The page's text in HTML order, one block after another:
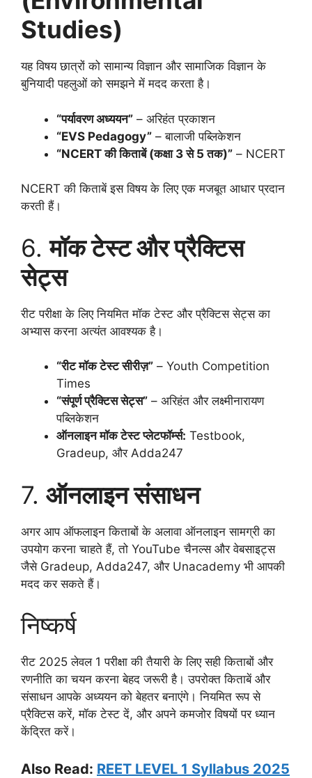
Studies)
यह विषय छात्रों को सामान्य विज्ञान और सामाजिक विज्ञान के
बुनियादी पहलुओं को समझने में मदद करता है।
“पर्यावरण अध्ययन” – अरिहंत प्रकाशन
“EVS Pedagogy” – बालाजी पब्लिकेशन
“NCERT की किताबें (कक्षा 3 से 5 तक)” – NCERT
NCERT की किताबें इस विषय के लिए एक मजबूत आधार प्रदान
करती हैं।
6.मॉक टेस्ट और प्रैक्टिस
सेट्स
रीट परीक्षा के लिए नियमित मॉक टेस्ट और प्रैक्टिस सेट्स का
अभ्यास करना अत्यंत आवश्यक है।
“रीट मॉक टेस्ट सीरीज़” – Youth Competition
Times
“संपूर्ण प्रैक्टिस सेट्स” – अरिहंत और लक्ष्मीनारायण
पब्लिकेशन
ऑनलाइन मॉक टेस्ट प्लेटफॉर्म्स: Testbook,
Gradeup, और Adda247
7. ऑनलाइन संसाधन
अगर आप ऑफलाइन किताबों के अलावा ऑनलाइन सामग्री का
उपयोग करना चाहते हैं, तो YouTube चैनल्स और वेबसाइट्स
जैसे Gradeup, Adda247, और Unacademy भी आपकी
मदद कर सकते हैं।
निष्कर्ष
रीट 2025 लेवल 1 परीक्षा की तैयारी के लिए सही किताबों और
रणनीति का चयन करना बेहद जरूरी है। उपरोक्त किताबें और
संसाधन आपके अध्ययन को बेहतर बनाएंगे। नियमित रूप से
प्रैक्टिस करें, मॉक टेस्ट दें, और अपने कमजोर विषयों पर ध्यान
केंद्रित करें।
Also Read: REET LEVEL 1 Syllabus 2025